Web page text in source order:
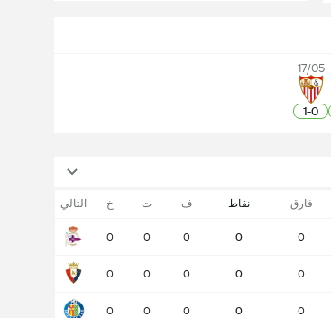
17/05
0
-
1
فارق نقاط ف ت خ التالي
0
0
0
0
0
0
0
0
0
0
0
0
0
0
0